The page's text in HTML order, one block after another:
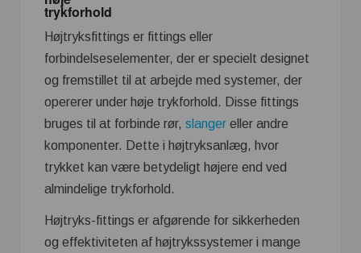
trykforhold
Højtryksfittings er fittings eller
forbindelseselementer, der er specielt designet
og fremstillet til at arbejde med systemer, der
opererer under høje trykforhold. Disse fittings
bruges til at forbinde rør, slanger eller andre
komponenter. Dette i højtryksanlæg, hvor
trykket kan være betydeligt højere end ved
almindelige trykforhold.
Højtryks-fittings er afgørende for sikkerheden
og effektiviteten af ​​højtrykssystemer i mange